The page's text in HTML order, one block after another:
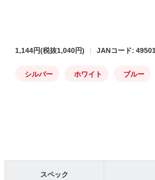
1,144円(税抜1,040円) JANコード:
シルバー ホワイト ブルー
スペック